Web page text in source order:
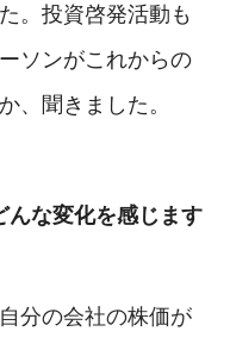
。投資啓発活動も
ソンがこれからの
、聞きました。
んな変化を感じます
分の会社の株価が